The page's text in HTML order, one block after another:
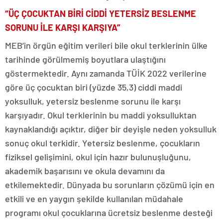
“ÜÇ ÇOCUKTAN BİRİ CİDDİ YETERSİZ BESLENME
SORUNU İLE KARŞI KARŞIYA”
MEB’in örgün eğitim verileri bile okul terklerinin ülke
tarihinde görülmemiş boyutlara ulaştığını
göstermektedir. Aynı zamanda TÜİK 2022 verilerine
göre üç çocuktan biri (yüzde 35,3) ciddi maddi
yoksulluk, yetersiz beslenme sorunu ile karşı
karşıyadır. Okul terklerinin bu maddi yoksulluktan
kaynaklandığı açıktır, diğer bir deyişle neden yoksulluk
sonuç okul terkidir. Yetersiz beslenme, çocukların
fiziksel gelişimini, okul için hazır bulunuşluğunu,
akademik başarısını ve okula devamını da
etkilemektedir. Dünyada bu sorunların çözümü için en
etkili ve en yaygın şekilde kullanılan müdahale
programı okul çocuklarına ücretsiz beslenme desteği